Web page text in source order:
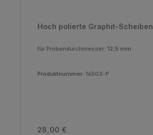
Hoch polierte Graphit-Scheiben
für Probendurchmesser: 12,5 mm
Produktnummer: 16503-P
Regulärer Preis:
28,00 €